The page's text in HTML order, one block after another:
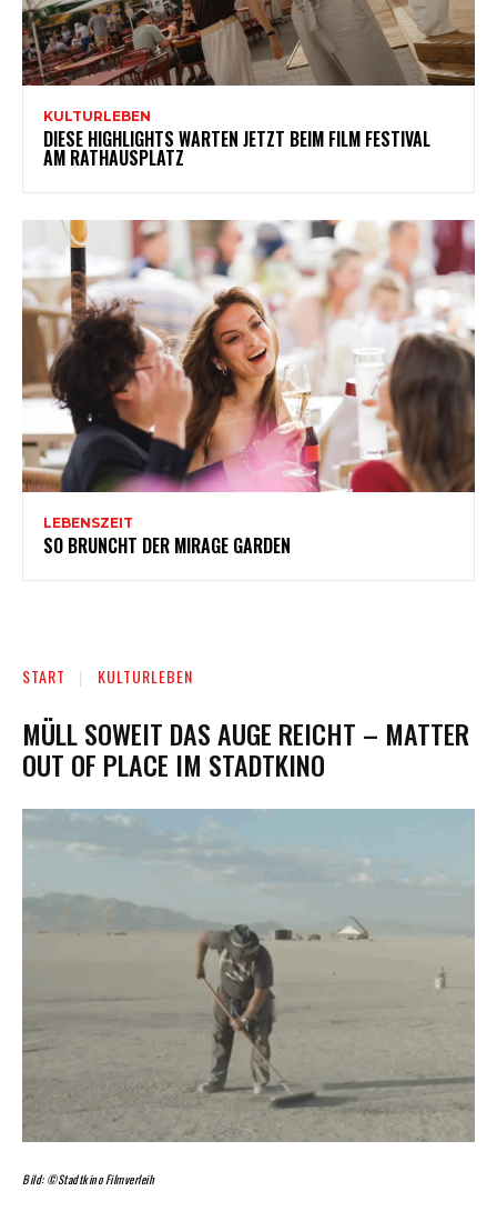
KULTURLEBEN
DIESE HIGHLIGHTS WARTEN JETZT BEIM FILM FESTIVAL
AM RATHAUSPLATZ
LEBENSZEIT
SO BRUNCHT DER MIRAGE GARDEN